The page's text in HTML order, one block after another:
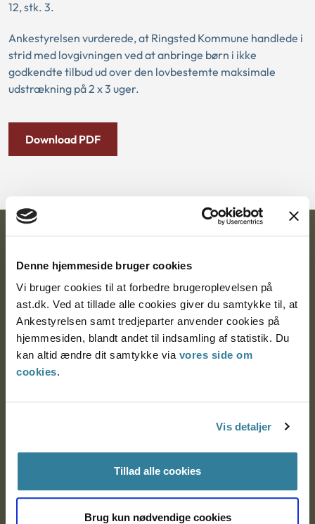
Denne hjemmeside bruger cookies
Vi bruger cookies til at forbedre brugeroplevelsen på
ast.dk. Ved at tillade alle cookies giver du samtykke til, at
Ankestyrelsen samt tredjeparter anvender cookies på
hjemmesiden, blandt andet til indsamling af statistik. Du
kan altid ændre dit samtykke via vores side om
cookies.
Vis detaljer
Tillad alle cookies
Brug kun nødvendige cookies
12, stk. 3.
Ankestyrelsen vurderede, at Ringsted Kommune handlede i
strid med lovgivningen ved at anbringe børn i ikke
godkendte tilbud ud over den lovbestemte maksimale
udstrækning på 2 x 3 uger.
Download PDF
Ankestyrelsen
Postadresse:
Nytorv 7, 2. sal
9000 Aalborg
Ankestyrelsen Aalborg
EAN: 57 98 000 35 48 21